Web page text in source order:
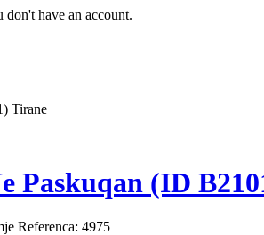
don't have an account.
Tirane
Paskuqan (ID
Referenca: 4975